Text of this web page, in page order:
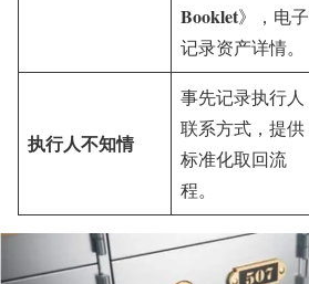
Booklet》，电子
记录资产详情。
执行人不知情
事先记录执行人
联系方式，提供
标准化取回流
程。